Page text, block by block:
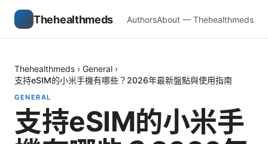
Thehealthmeds AuthorsAbout — Thehealthmeds
Thehealthmeds › General ›
支持eSIM的小米手機有哪些？2026年最新盤點與使用指南
GENERAL
支持eSIM的小米手